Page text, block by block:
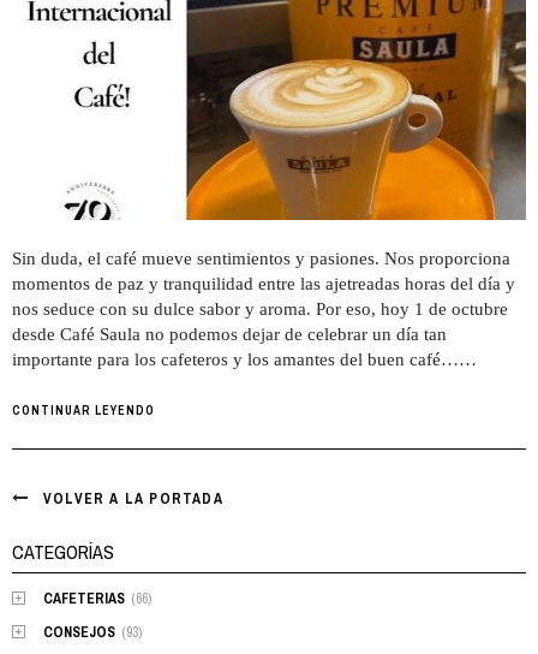
Sin duda, el café mueve sentimientos y pasiones. Nos proporciona
momentos de paz y tranquilidad entre las ajetreadas horas del día y
nos seduce con su dulce sabor y aroma. Por eso, hoy 1 de octubre
desde Café Saula no podemos dejar de celebrar un día tan
importante para los cafeteros y los amantes del buen café……
CONTINUAR LEYENDO
VOLVER A LA PORTADA
CATEGORÍAS
CAFETERIAS (66)
CONSEJOS (93)